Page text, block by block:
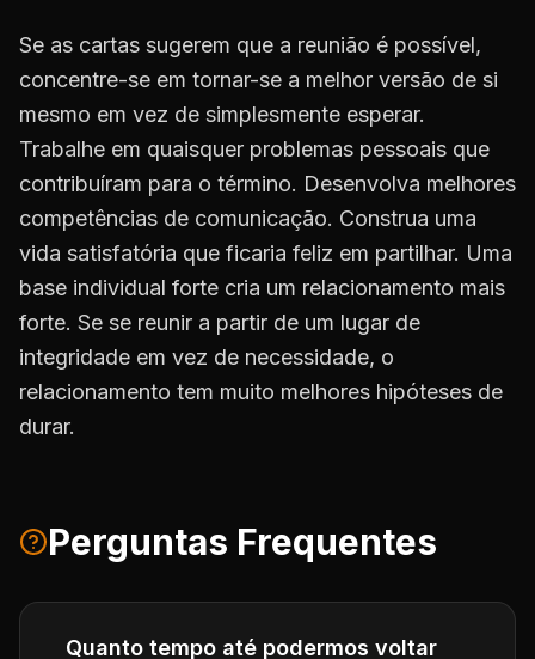
Se as cartas sugerem que a reunião é possível,
concentre-se em tornar-se a melhor versão de si
mesmo em vez de simplesmente esperar.
Trabalhe em quaisquer problemas pessoais que
contribuíram para o término. Desenvolva melhores
competências de comunicação. Construa uma
vida satisfatória que ficaria feliz em partilhar. Uma
base individual forte cria um relacionamento mais
forte. Se se reunir a partir de um lugar de
integridade em vez de necessidade, o
relacionamento tem muito melhores hipóteses de
durar.
Perguntas Frequentes
Quanto tempo até podermos voltar